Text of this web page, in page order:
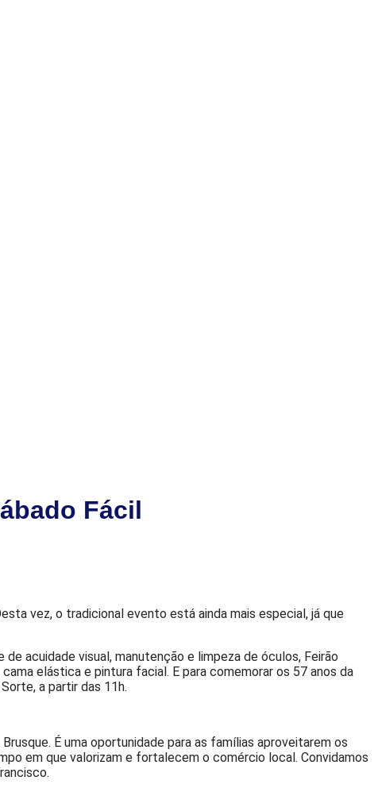
Fácil
vez, o tradicional evento está ainda mais especial, já que
acuidade visual, manutenção e limpeza de óculos, Feirão
elástica e pintura facial. E para comemorar os 57 anos da
a partir das 11h.
É uma oportunidade para as famílias aproveitarem os
em que valorizam e fortalecem o comércio local. Convidamos